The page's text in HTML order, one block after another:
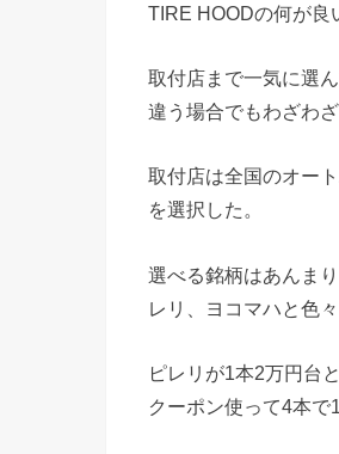
TIRE HOODの何が良
取付店まで一気に選
違う場合でもわざわ
取付店は全国のオー
を選択した。
選べる銘柄はあんま
レリ、ヨコマハと色
ピレリが1本2万円台
クーポン使って4本で